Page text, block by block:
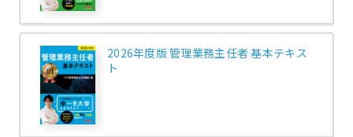
2026年度版 管理業務主任者 基本テキス
ト